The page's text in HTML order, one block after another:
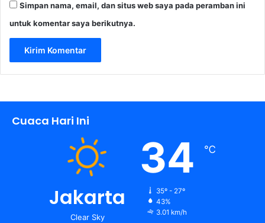
Simpan nama, email, dan situs web saya pada peramban ini
untuk komentar saya berikutnya.
Cuaca Hari Ini
Jakarta
Clear Sky
34 ℃
35º - 27º
43%
3.01 km/h